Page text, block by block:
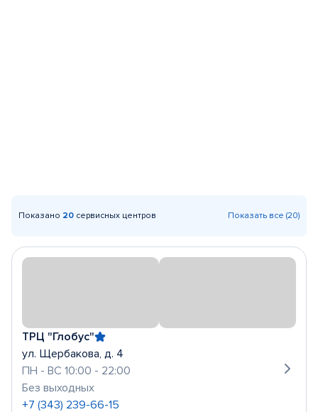
Показано 20 сервисных центров Показать все (20)
ТРЦ "Глобус"
ул. Щербакова, д. 4
ПН - ВС 10:00 - 22:00
Без выходных
+7 (343) 239-66-15